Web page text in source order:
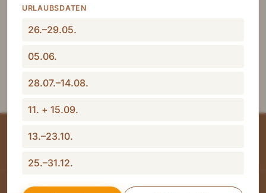
zu Ihrem Hund haben.
URLAUBSDATEN
26.–29.05.
05.06.
28.07.–14.08.
11. + 15.09.
13.–23.10.
25.–31.12.